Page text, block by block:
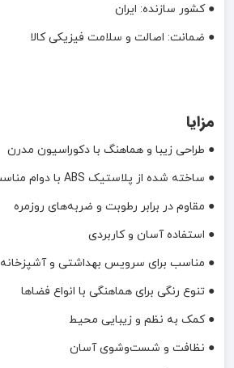
● کشور سازنده: ایران
● ضمانت: اصالت و سلامت فیزیکی کالا
مزایا
● طراحی زیبا و هماهنگ با دکوراسیون مدرن
● ساخته شده از پلاستیک ABS با دوام مناسب
● مقاوم در برابر رطوبت و ضربه‌های روزمره
● استفاده آسان و کاربردی
● مناسب برای سرویس بهداشتی و آشپزخانه
● تنوع رنگی برای هماهنگی با انواع فضاها
● کمک به نظم و زیبایی محیط
● نظافت و شست‌وشوی آسان